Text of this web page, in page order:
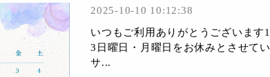
2025-10-10 10:12:38
いつもご利用ありがとうございます
3日曜日・月曜日をお休みとさせて
サ...